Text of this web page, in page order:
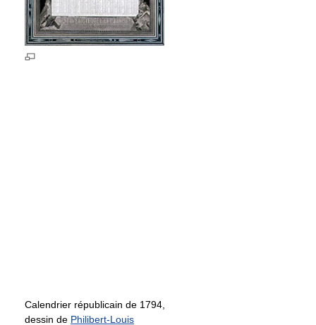
Calendrier républicain de 1794,
dessin de Philibert-Louis